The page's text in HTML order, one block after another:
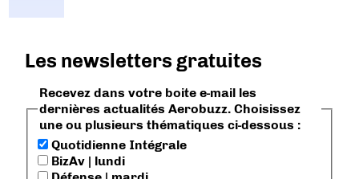
Les newsletters gratuites
Recevez dans votre boite e-mail les
dernières actualités Aerobuzz. Choisissez
une ou plusieurs thématiques ci-dessous :
Quotidienne Intégrale
BizAv | lundi